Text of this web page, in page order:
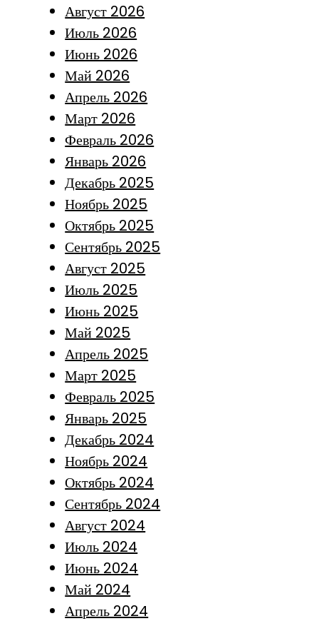
Август 2026
Июль 2026
Июнь 2026
Май 2026
Апрель 2026
Март 2026
Февраль 2026
Январь 2026
Декабрь 2025
Ноябрь 2025
Октябрь 2025
Сентябрь 2025
Август 2025
Июль 2025
Июнь 2025
Май 2025
Апрель 2025
Март 2025
Февраль 2025
Январь 2025
Декабрь 2024
Ноябрь 2024
Октябрь 2024
Сентябрь 2024
Август 2024
Июль 2024
Июнь 2024
Май 2024
Апрель 2024